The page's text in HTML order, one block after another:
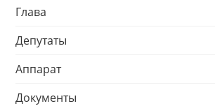
Глава
Депутаты
Аппарат
Документы